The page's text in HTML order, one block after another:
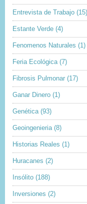
Entrevista de Trabajo (15)
Estante Verde (4)
Fenomenos Naturales (1)
Feria Ecológica (7)
Fibrosis Pulmonar (17)
Ganar Dinero (1)
Genética (93)
Geoingenieria (8)
Historias Reales (1)
Huracanes (2)
Insólito (188)
Inversiones (2)